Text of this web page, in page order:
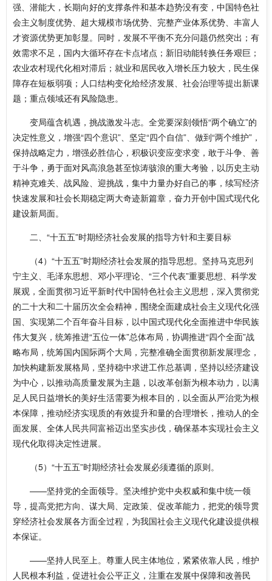
强、潜能大，长期向好的支撑条件和基本趋势没有变，中国特色社
会主义制度优势、超大规模市场优势、完整产业体系优势、丰富人
才资源优势更加彰显。同时，发展不平衡不充分问题仍然突出；有
效需求不足，国内大循环存在卡点堵点；新旧动能转换任务艰巨；
农业农村现代化相对滞后；就业和居民收入增长压力较大，民生保
障存在短板弱项；人口结构变化给经济发展、社会治理等提出新课
题；重点领域还有风险隐患。
变局蕴含机遇，挑战激发斗志。全党要深刻领悟“两个确立”的
决定性意义，增强“四个意识”、坚定“四个自信”、做到“两个维护”，
保持战略定力，增强必胜信心，积极识变应变求变，敢于斗争、善
于斗争，勇于面对风高浪急甚至惊涛骇浪的重大考验，以历史主动
精神克难关、战风险、迎挑战，集中力量办好自己的事，续写经济
快速发展和社会长期稳定两大奇迹新篇章，奋力开创中国式现代化
建设新局面。
二、“十五五”时期经济社会发展的指导方针和主要目标
（4）“十五五”时期经济社会发展的指导思想。坚持马克思列
宁主义、毛泽东思想、邓小平理论、“三个代表”重要思想、科学发
展观，全面贯彻习近平新时代中国特色社会主义思想，深入贯彻党
的二十大和二十届历次全会精神，围绕全面建成社会主义现代化强
国、实现第二个百年奋斗目标，以中国式现代化全面推进中华民族
伟大复兴，统筹推进“五位一体”总体布局，协调推进“四个全面”战
略布局，统筹国内国际两个大局，完整准确全面贯彻新发展理念，
加快构建新发展格局，坚持稳中求进工作总基调，坚持以经济建设
为中心，以推动高质量发展为主题，以改革创新为根本动力，以满
足人民日益增长的美好生活需要为根本目的，以全面从严治党为根
本保障，推动经济实现质的有效提升和量的合理增长，推动人的全
面发展、全体人民共同富裕迈出坚实步伐，确保基本实现社会主义
现代化取得决定性进展。
（5）“十五五”时期经济社会发展必须遵循的原则。
——坚持党的全面领导。坚决维护党中央权威和集中统一领
导，提高党把方向、谋大局、定政策、促改革能力，把党的领导贯
穿经济社会发展各方面全过程，为我国社会主义现代化建设提供根
本保证。
——坚持人民至上。尊重人民主体地位，紧紧依靠人民，维护
人民根本利益，促进社会公平正义，注重在发展中保障和改善民